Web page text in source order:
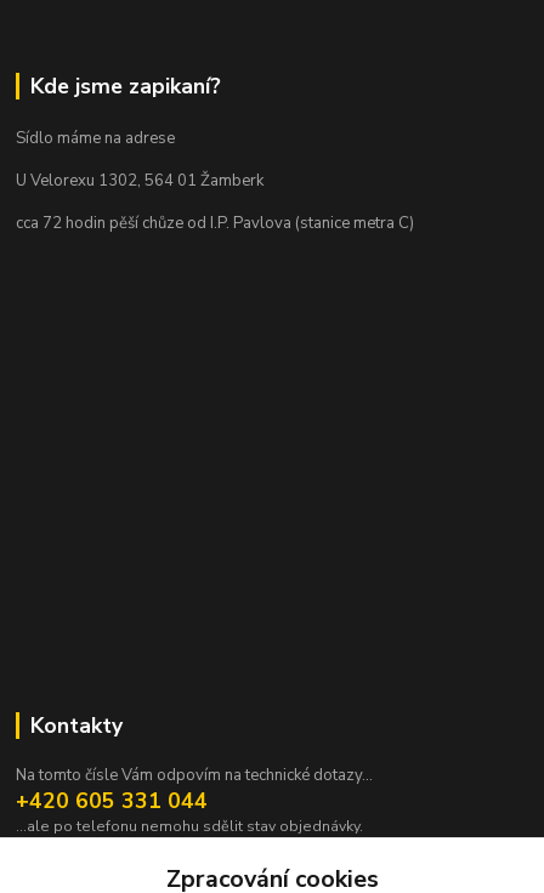
Kde jsme zapikaní?
Sídlo máme na adrese
U Velorexu 1302, 564 01 Žamberk
cca 72 hodin pěší chůze od I.P. Pavlova (stanice metra C)
Kontakty
Na tomto čísle Vám odpovím na technické dotazy...
+420 605 331 044
...ale po telefonu nemohu sdělit stav objednávky.
pavek@janpavek.comZpracování cookies